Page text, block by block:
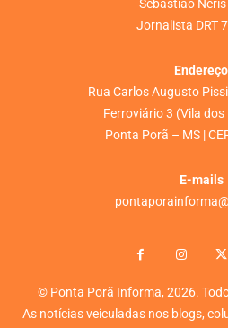
Sebastião
Jornalista DRT
Endereço
Rua Carlos Augusto
Ferroviário 3 (Vila
Ponta Porã – MS |
E-mails
© Ponta Porã Informa, 2026.
As notícias veiculadas nos blogs,